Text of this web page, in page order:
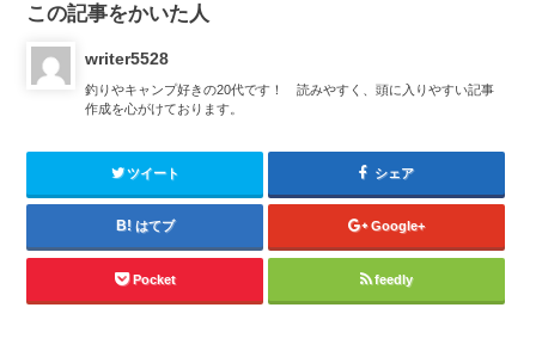
この記事をかいた人
writer5528
釣りやキャンプ好きの20代です！ 読みやすく、頭に入りやすい記事
作成を心がけております。
ツイート シェア
はてブ Google+
Pocket feedly